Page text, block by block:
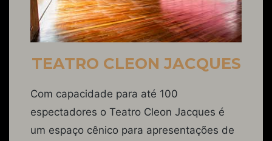
TEATRO CLEON JACQUES
Com capacidade para até 100
espectadores o Teatro Cleon Jacques é
um espaço cênico para apresentações de